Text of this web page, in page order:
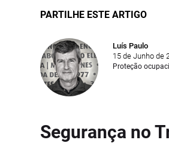
PARTILHE ESTE ARTIGO
Luís Paulo
15 de Junho de
Proteção
Segurança no